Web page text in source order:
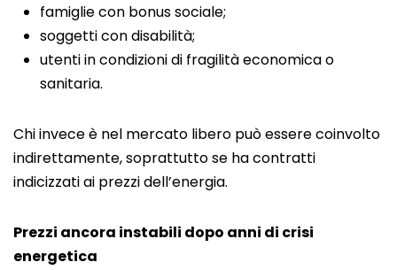
famiglie con bonus sociale;
soggetti con disabilità;
utenti in condizioni di fragilità economica o
sanitaria.
Chi invece è nel mercato libero può essere coinvolto
indirettamente, soprattutto se ha contratti
indicizzati ai prezzi dell’energia.
Prezzi ancora instabili dopo anni di crisi
energetica